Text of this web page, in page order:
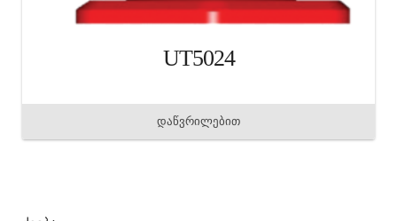
UT5024
დაწვრილებით